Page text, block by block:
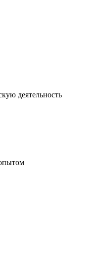
деятельность